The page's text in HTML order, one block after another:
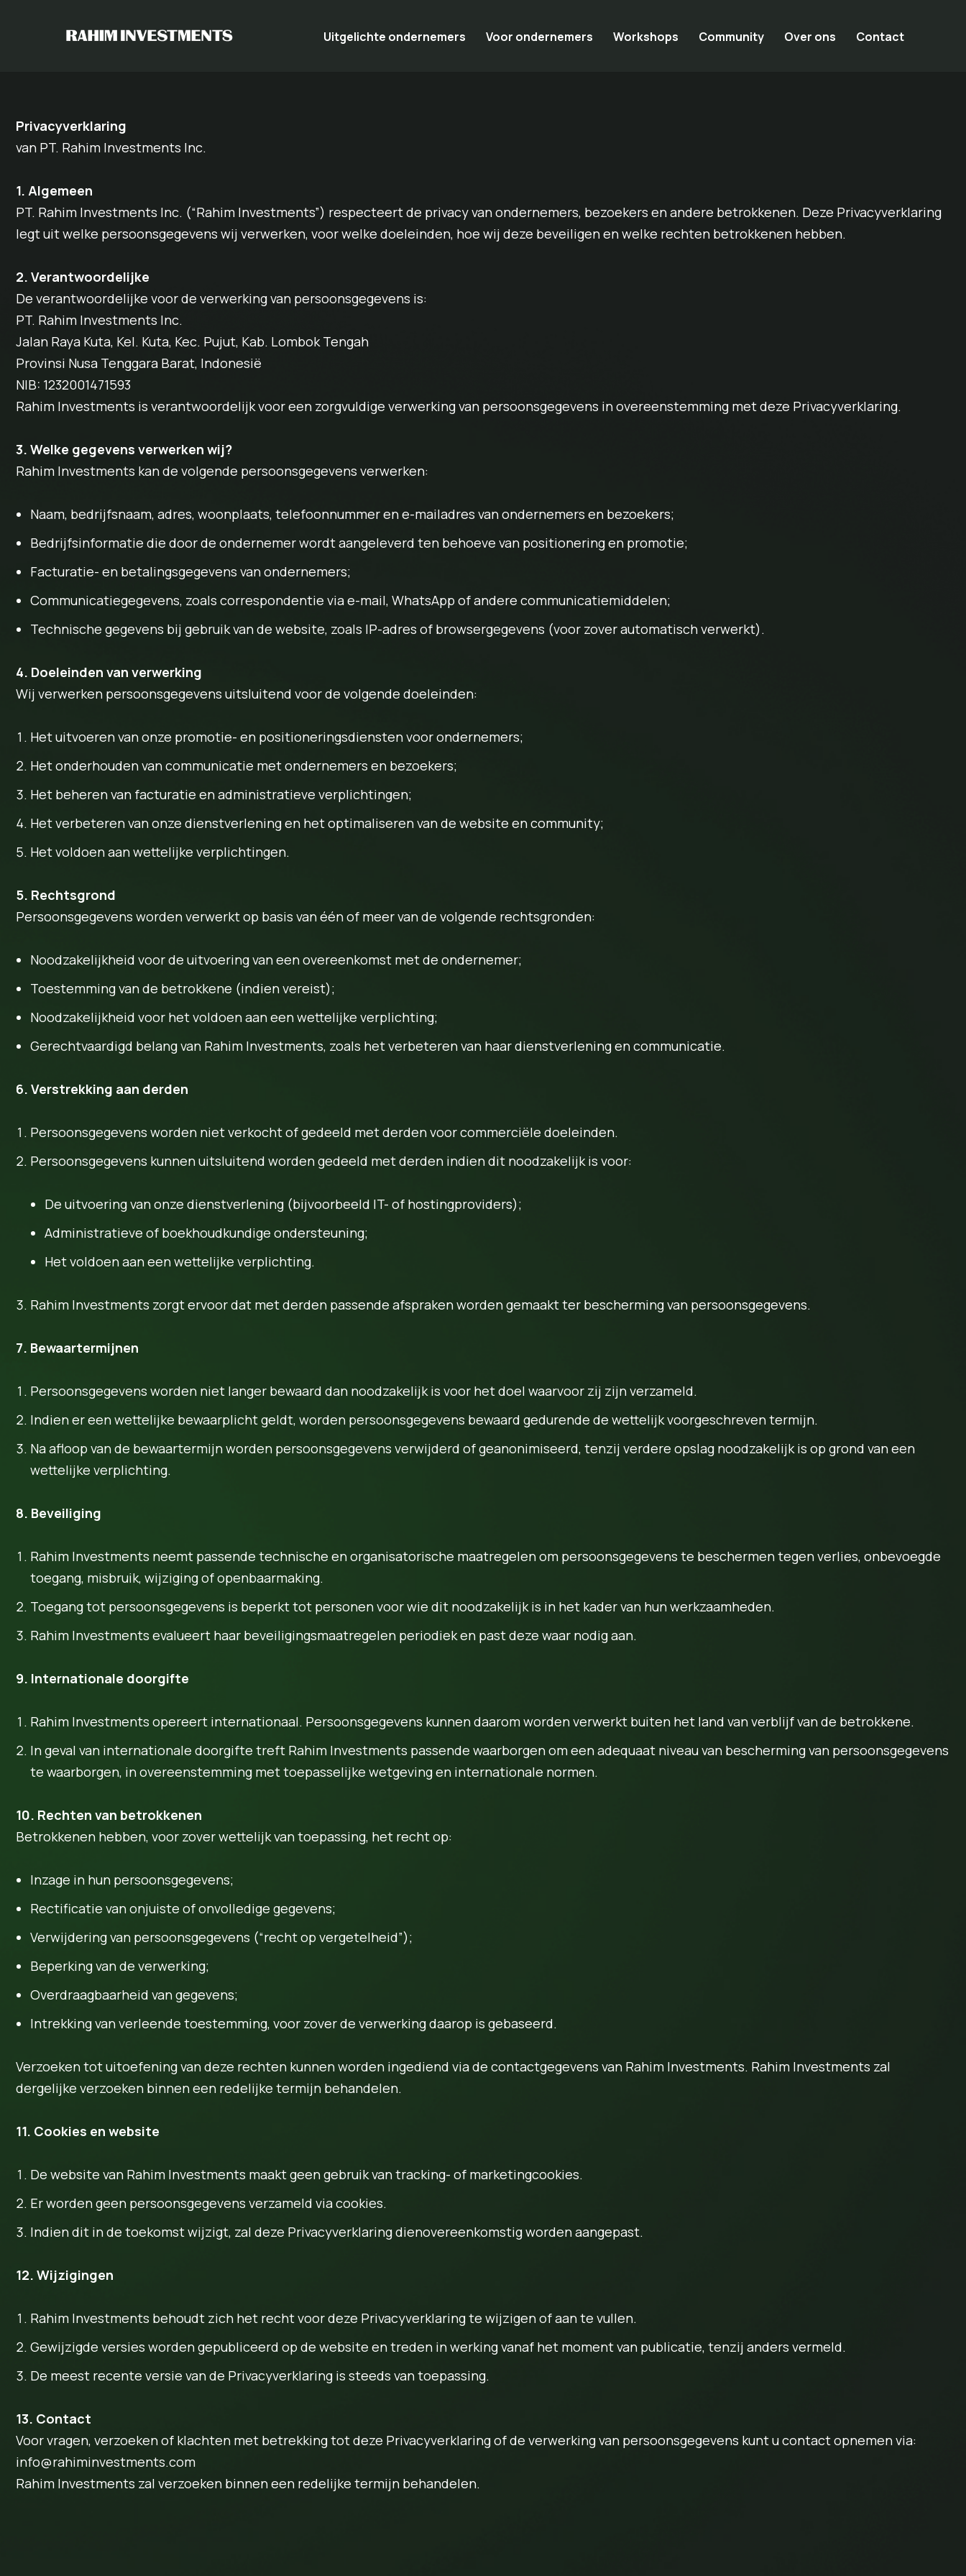
Uitgelichte ondernemers Voor ondernemers Workshops Community Over ons Contact
Privacyverklaring
van PT. Rahim Investments Inc.
1. Algemeen
PT. Rahim Investments Inc. (“Rahim Investments”) respecteert de privacy van ondernemers, bezoekers en andere betrokkenen. Deze Privacyverklaring
legt uit welke persoonsgegevens wij verwerken, voor welke doeleinden, hoe wij deze beveiligen en welke rechten betrokkenen hebben.
2. Verantwoordelijke
De verantwoordelijke voor de verwerking van persoonsgegevens is:
PT. Rahim Investments Inc.
Jalan Raya Kuta, Kel. Kuta, Kec. Pujut, Kab. Lombok Tengah
Provinsi Nusa Tenggara Barat, Indonesië
NIB: 1232001471593
Rahim Investments is verantwoordelijk voor een zorgvuldige verwerking van persoonsgegevens in overeenstemming met deze Privacyverklaring.
3. Welke gegevens verwerken wij?
Rahim Investments kan de volgende persoonsgegevens verwerken:
Naam, bedrijfsnaam, adres, woonplaats, telefoonnummer en e-mailadres van ondernemers en bezoekers;
Bedrijfsinformatie die door de ondernemer wordt aangeleverd ten behoeve van positionering en promotie;
Facturatie- en betalingsgegevens van ondernemers;
Communicatiegegevens, zoals correspondentie via e-mail, WhatsApp of andere communicatiemiddelen;
Technische gegevens bij gebruik van de website, zoals IP-adres of browsergegevens (voor zover automatisch verwerkt).
4. Doeleinden van verwerking
Wij verwerken persoonsgegevens uitsluitend voor de volgende doeleinden:
Het uitvoeren van onze promotie- en positioneringsdiensten voor ondernemers;
Het onderhouden van communicatie met ondernemers en bezoekers;
Het beheren van facturatie en administratieve verplichtingen;
Het verbeteren van onze dienstverlening en het optimaliseren van de website en community;
Het voldoen aan wettelijke verplichtingen.
5. Rechtsgrond
Persoonsgegevens worden verwerkt op basis van één of meer van de volgende rechtsgronden:
Noodzakelijkheid voor de uitvoering van een overeenkomst met de ondernemer;
Toestemming van de betrokkene (indien vereist);
Noodzakelijkheid voor het voldoen aan een wettelijke verplichting;
Gerechtvaardigd belang van Rahim Investments, zoals het verbeteren van haar dienstverlening en communicatie.
6. Verstrekking aan derden
Persoonsgegevens worden niet verkocht of gedeeld met derden voor commerciële doeleinden.
Persoonsgegevens kunnen uitsluitend worden gedeeld met derden indien dit noodzakelijk is voor:
De uitvoering van onze dienstverlening (bijvoorbeeld IT- of hostingproviders);
Administratieve of boekhoudkundige ondersteuning;
Het voldoen aan een wettelijke verplichting.
Rahim Investments zorgt ervoor dat met derden passende afspraken worden gemaakt ter bescherming van persoonsgegevens.
7. Bewaartermijnen
Persoonsgegevens worden niet langer bewaard dan noodzakelijk is voor het doel waarvoor zij zijn verzameld.
Indien er een wettelijke bewaarplicht geldt, worden persoonsgegevens bewaard gedurende de wettelijk voorgeschreven termijn.
Na afloop van de bewaartermijn worden persoonsgegevens verwijderd of geanonimiseerd, tenzij verdere opslag noodzakelijk is op grond van een
wettelijke verplichting.
8. Beveiliging
Rahim Investments neemt passende technische en organisatorische maatregelen om persoonsgegevens te beschermen tegen verlies, onbevoegde
toegang, misbruik, wijziging of openbaarmaking.
Toegang tot persoonsgegevens is beperkt tot personen voor wie dit noodzakelijk is in het kader van hun werkzaamheden.
Rahim Investments evalueert haar beveiligingsmaatregelen periodiek en past deze waar nodig aan.
9. Internationale doorgifte
Rahim Investments opereert internationaal. Persoonsgegevens kunnen daarom worden verwerkt buiten het land van verblijf van de betrokkene.
In geval van internationale doorgifte treft Rahim Investments passende waarborgen om een adequaat niveau van bescherming van persoonsgegevens
te waarborgen, in overeenstemming met toepasselijke wetgeving en internationale normen.
10. Rechten van betrokkenen
Betrokkenen hebben, voor zover wettelijk van toepassing, het recht op:
Inzage in hun persoonsgegevens;
Rectificatie van onjuiste of onvolledige gegevens;
Verwijdering van persoonsgegevens (“recht op vergetelheid”);
Beperking van de verwerking;
Overdraagbaarheid van gegevens;
Intrekking van verleende toestemming, voor zover de verwerking daarop is gebaseerd.
Verzoeken tot uitoefening van deze rechten kunnen worden ingediend via de contactgegevens van Rahim Investments. Rahim Investments zal
dergelijke verzoeken binnen een redelijke termijn behandelen.
11. Cookies en website
De website van Rahim Investments maakt geen gebruik van tracking- of marketingcookies.
Er worden geen persoonsgegevens verzameld via cookies.
Indien dit in de toekomst wijzigt, zal deze Privacyverklaring dienovereenkomstig worden aangepast.
12. Wijzigingen
Rahim Investments behoudt zich het recht voor deze Privacyverklaring te wijzigen of aan te vullen.
Gewijzigde versies worden gepubliceerd op de website en treden in werking vanaf het moment van publicatie, tenzij anders vermeld.
De meest recente versie van de Privacyverklaring is steeds van toepassing.
13. Contact
Voor vragen, verzoeken of klachten met betrekking tot deze Privacyverklaring of de verwerking van persoonsgegevens kunt u contact opnemen via:
info@rahiminvestments.com
Rahim Investments zal verzoeken binnen een redelijke termijn behandelen.